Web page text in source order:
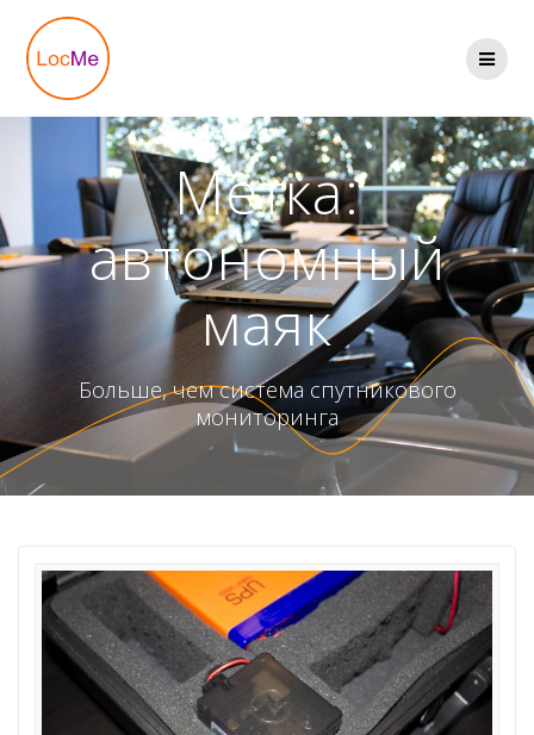
Метка:
автономный
маяк
Больше, чем система спутникового
мониторинга